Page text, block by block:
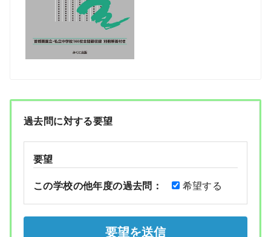
過去問に対する要望
要望
この学校の他年度の過去問： 希望する